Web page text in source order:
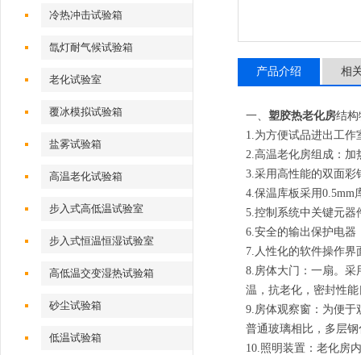
冷热冲击试验箱
氙灯耐气候试验箱
老化试验室
覆冰模拟试验箱
盐雾试验箱
高温老化试验箱
步入式高低温试验室
步入式恒温恒湿试验室
高低温交变湿热试验箱
砂尘试验箱
低温试验箱
产品介绍 相
一、 塑胶热老化房结构
1.为方便试品进出工
2.高温老化房组成：加
3.采用高性能的双面彩
4.保温库板采用
5.控制系统中关键元器
6.安全的输出保护电
7.人性化的软件操作
8.房体大门：一扇。
温，抗老化，密封性能
9.房体观察窗：为便于
普通玻璃相比，多层
10.照明装置：老化房